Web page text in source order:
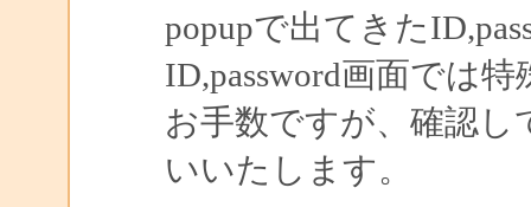
popupで出てきた
ID,password画面では
お手数ですが、確認
いいたします。